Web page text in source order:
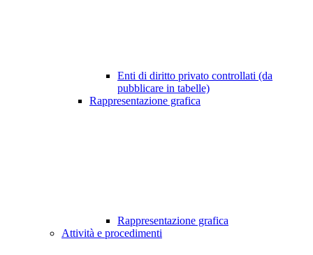
Enti di diritto privato controllati (da
pubblicare in tabelle)
Rappresentazione grafica
Rappresentazione grafica
Attività e procedimenti